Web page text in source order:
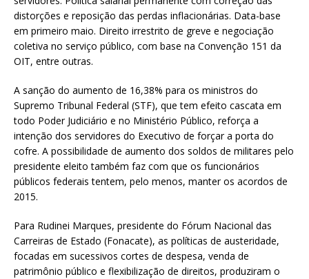
distorções e reposição das perdas inflacionárias. Data-base
em primeiro maio. Direito irrestrito de greve e negociação
coletiva no serviço público, com base na Convenção 151 da
OIT, entre outras.
A sanção do aumento de 16,38% para os ministros do
Supremo Tribunal Federal (STF), que tem efeito cascata em
todo Poder Judiciário e no Ministério Público, reforça a
intenção dos servidores do Executivo de forçar a porta do
cofre. A possibilidade de aumento dos soldos de militares pelo
presidente eleito também faz com que os funcionários
públicos federais tentem, pelo menos, manter os acordos de
2015.
Para Rudinei Marques, presidente do Fórum Nacional das
Carreiras de Estado (Fonacate), as políticas de austeridade,
focadas em sucessivos cortes de despesa, venda de
patrimônio público e flexibilização de direitos, produziram o